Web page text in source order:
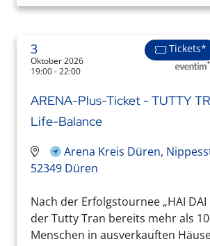
3
Oktober 2026
19:00 - 22:00
Tickets*
ARENA-Plus-Ticket - TUTTY
Life-Balance
Arena Kreis Düren,
52349 Düren
Nach der Erfolgstournee „HAI DAI
der Tutty Tran bereits mehr als
Menschen in ausverkauften